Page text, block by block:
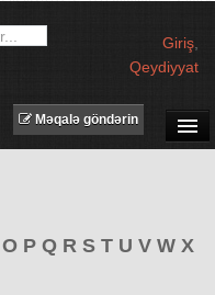
Giriş
Qeydiyyat
Məqalə göndərin
O P Q R S T U V W X